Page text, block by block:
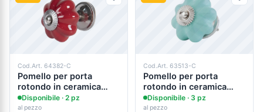
Cod.Art. 64382-C
Pomello per porta
rotondo in ceramica
rosso cm.4
Disponibile · 2 pz
al pezzo
Cod.Art. 63513-C
Pomello per porta
rotondo in ceramica
vintage - cm.4.5x5h
Disponibile · 3 pz
al pezzo